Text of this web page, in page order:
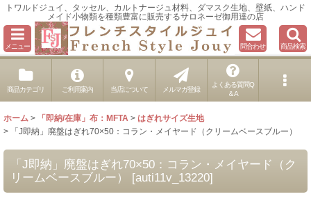
トワルドジュイ、タッセル、カルトナージュ材料、ダマスク生地、壁紙、ハンド
メイド小物類を種類豊富に販売するサロネーゼ御用達の店
メニュー 問合わせ 商品検索
商品カテゴリ ご利用案内 当店について メルマガ登録
よくある質問Q
＆A
ホーム > 「即納/在庫」布：MFTA > はぎれサイズ生地
>
「J即納」廃盤はぎれ70×50：コラン・メイヤード（クリームベースブルー）
「J即納」廃盤はぎれ70×50：コラン・メイヤード（ク
リームベースブルー）
[auti11v_13220]